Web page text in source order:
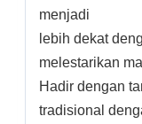
menjadi
lebih dekat
melestarikan
Hadir dengan
tradisional